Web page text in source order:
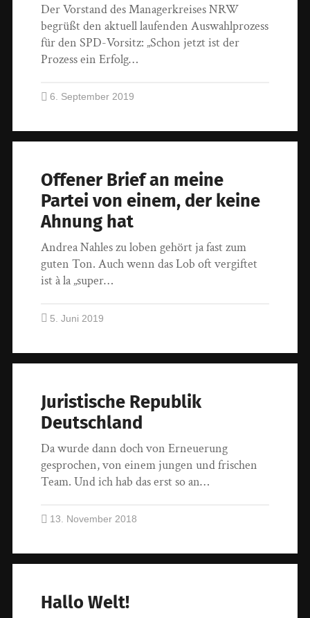
Der Vorstand des Managerkreises NRW
begrüßt den aktuell laufenden Auswahlprozess
für den SPD-Vorsitz: „Schon jetzt ist der
Prozess ein Erfolg…
6. September 2019
Offener Brief an meine
Partei von einem, der keine
Ahnung hat
Andrea Nahles zu loben gehört ja fast zum
guten Ton. Auch wenn das Lob oft vergiftet
ist à la „super…
5. Juni 2019
Juristische Republik
Deutschland
Da wurde dann doch von Erneuerung
gesprochen, von einem jungen und frischen
Team. Und ich hab das erst so an…
13. November 2018
Hallo Welt!